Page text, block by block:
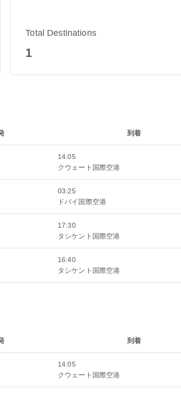
Total Destinations
1
到着
14:05
クウェート国際空港
03:25
ドバイ国際空港
17:30
タシケント国際空港
16:40
タシケント国際空港
到着
14:05
クウェート国際空港